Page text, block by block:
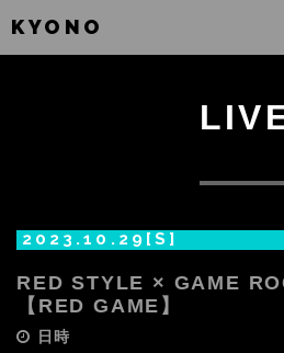
KYONO
2023.10.29[S]
RED STYLE × GAME
【RED GAME】
日時